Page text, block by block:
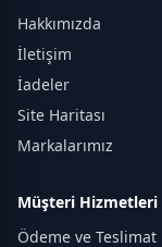
Hakkımızda
İletişim
İadeler
Site Haritası
Markalarımız
Müşteri Hizmetleri
Ödeme ve Teslimat